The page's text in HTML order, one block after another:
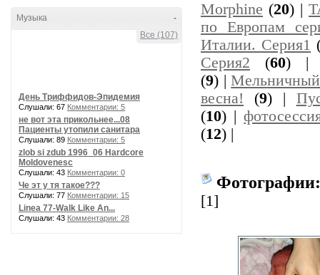
-
Музыка
Все (107)
День Триффидов-Эпидемия
Слушали: 67 Комментарии: 5
не вот эта прикольнее...08
Пациенты утопили санитара
Слушали: 89 Комментарии: 5
zlob si zdub 1996_06 Hardcore
Moldovenesc
Слушали: 43 Комментарии: 0
Че эт у тя такое???
Слушали: 77 Комментарии: 15
Linea 77-Walk Like An...
Слушали: 43 Комментарии: 28
Morphine (20) |
по Европам
Италии. Серия1
Серия2 (60)
(9) |
весна! (9) |
(10) |
(12) |
[1]